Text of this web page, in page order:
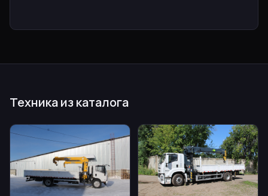
Техника из каталога